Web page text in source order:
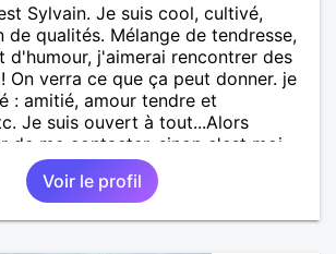
Sylvain. Je suis cool, cultivé,
de qualités. Mélange de tendresse,
d'humour, j'aimerai rencontrer des
On verra ce que ça peut donner. je
: amitié, amour tendre et
Je suis ouvert à tout...Alors
de me contacter, sinon c'est moi
Ou peut-être pas! je suis
Voir le profil